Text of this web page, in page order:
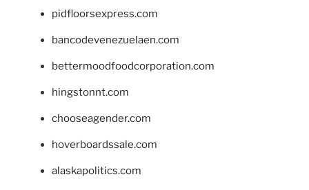
pidfloorsexpress.com
bancodevenezuelaen.com
bettermoodfoodcorporation.com
hingstonnt.com
chooseagender.com
hoverboardssale.com
alaskapolitics.com